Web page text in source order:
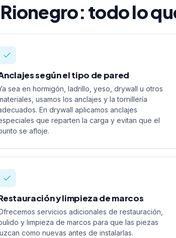
todo lo
según el tipo de pared
sea en hormigón, ladrillo, yeso, drywall u otros
usamos los anclajes y la tornillería
En drywall aplicamos anclajes
que reparten la carga y evitan que el
se afloje.
y limpieza de marcos
servicios adicionales de restauración,
y limpieza de marcos para que las piezas
como nuevas antes de instalarlas.